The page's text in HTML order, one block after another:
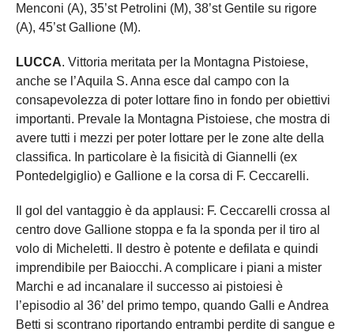
Menconi (A), 35’st Petrolini (M), 38’st Gentile su rigore
(A), 45’st Gallione (M).
LUCCA. Vittoria meritata per la Montagna Pistoiese,
anche se l’Aquila S. Anna esce dal campo con la
consapevolezza di poter lottare fino in fondo per obiettivi
importanti. Prevale la Montagna Pistoiese, che mostra di
avere tutti i mezzi per poter lottare per le zone alte della
classifica. In particolare è la fisicità di Giannelli (ex
Pontedelgiglio) e Gallione e la corsa di F. Ceccarelli.
Il gol del vantaggio è da applausi: F. Ceccarelli crossa al
centro dove Gallione stoppa e fa la sponda per il tiro al
volo di Micheletti. Il destro è potente e defilata e quindi
imprendibile per Baiocchi. A complicare i piani a mister
Marchi e ad incanalare il successo ai pistoiesi è
l’episodio al 36’ del primo tempo, quando Galli e Andrea
Betti si scontrano riportando entrambi perdite di sangue e